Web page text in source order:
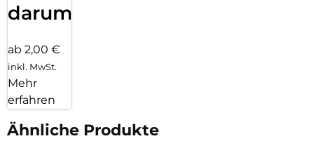
darum!
ab 2,00 €
inkl. MwSt.
Mehr
erfahren
Ähnliche Produkte